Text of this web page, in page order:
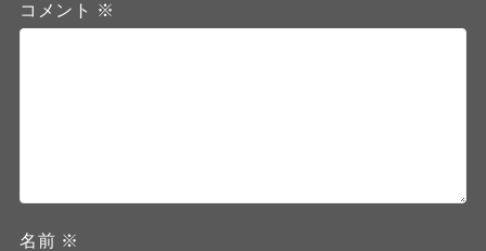
コメント ※
名前 ※